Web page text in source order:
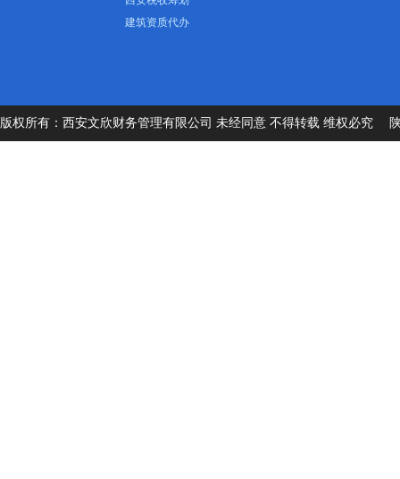
建筑资质代办
版权所有：西安文欣财务管理有限公司 未经同意 不得转载 维权必究